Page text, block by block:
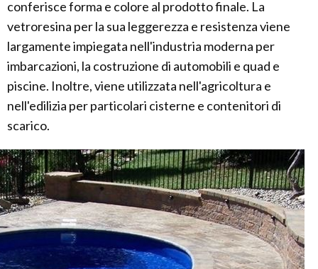
conferisce forma e colore al prodotto finale. La
vetroresina per la sua leggerezza e resistenza viene
largamente impiegata nell'industria moderna per
imbarcazioni, la costruzione di automobili e quad e
piscine. Inoltre, viene utilizzata nell'agricoltura e
nell'edilizia per particolari cisterne e contenitori di
scarico.